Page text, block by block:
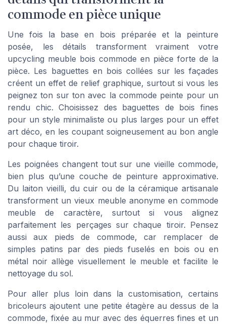
commode en pièce unique
Une fois la base en bois préparée et la peinture
posée, les détails transforment vraiment votre
upcycling meuble bois commode en pièce forte de la
pièce. Les baguettes en bois collées sur les façades
créent un effet de relief graphique, surtout si vous les
peignez ton sur ton avec la commode peinte pour un
rendu chic. Choisissez des baguettes de bois fines
pour un style minimaliste ou plus larges pour un effet
art déco, en les coupant soigneusement au bon angle
pour chaque tiroir.
Les poignées changent tout sur une vieille commode,
bien plus qu’une couche de peinture approximative.
Du laiton vieilli, du cuir ou de la céramique artisanale
transforment un vieux meuble anonyme en commode
meuble de caractère, surtout si vous alignez
parfaitement les perçages sur chaque tiroir. Pensez
aussi aux pieds de commode, car remplacer de
simples patins par des pieds fuselés en bois ou en
métal noir allège visuellement le meuble et facilite le
nettoyage du sol.
Pour aller plus loin dans la customisation, certains
bricoleurs ajoutent une petite étagère au dessus de la
commode, fixée au mur avec des équerres fines et un